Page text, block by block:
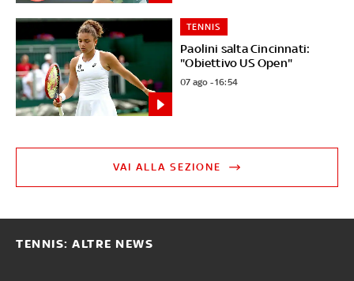
Paolini salta Cincinnati:
"Obiettivo US Open"
TENNIS
07 ago - 16:54
VAI ALLA SEZIONE
TENNIS: ALTRE NEWS